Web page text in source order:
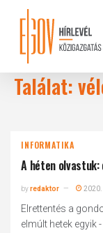
content
Találat:
INFORMATIKA
A héten
byredaktor 2020.
Elrettentés a
elmúlt hetek egyik